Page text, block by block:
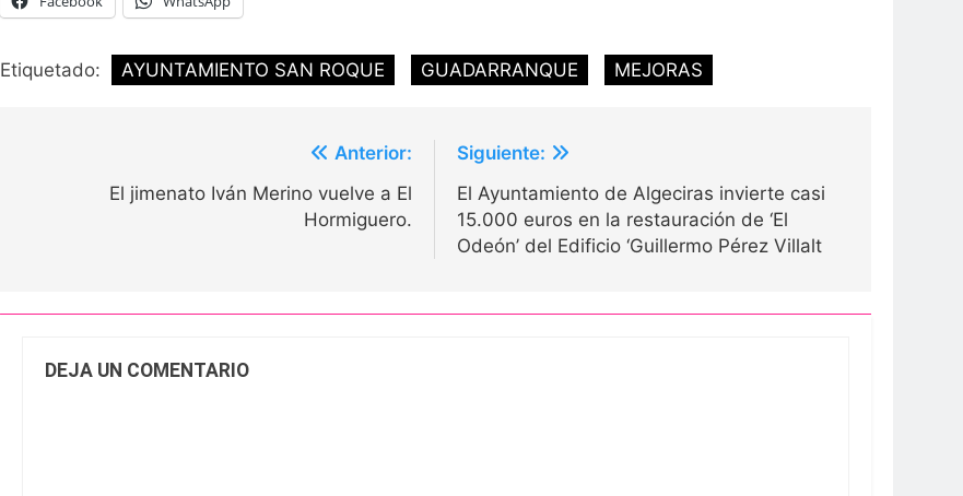
Etiquetado: AYUNTAMIENTO SAN ROQUE GUADARRANQUE MEJORAS
Anterior:
El jimenato Iván Merino vuelve a El
Hormiguero.
Siguiente:
El Ayuntamiento de Algeciras invierte casi
15.000 euros en la restauración de ‘El
Odeón’ del Edificio ‘Guillermo Pérez Villalt
DEJA UN COMENTARIO